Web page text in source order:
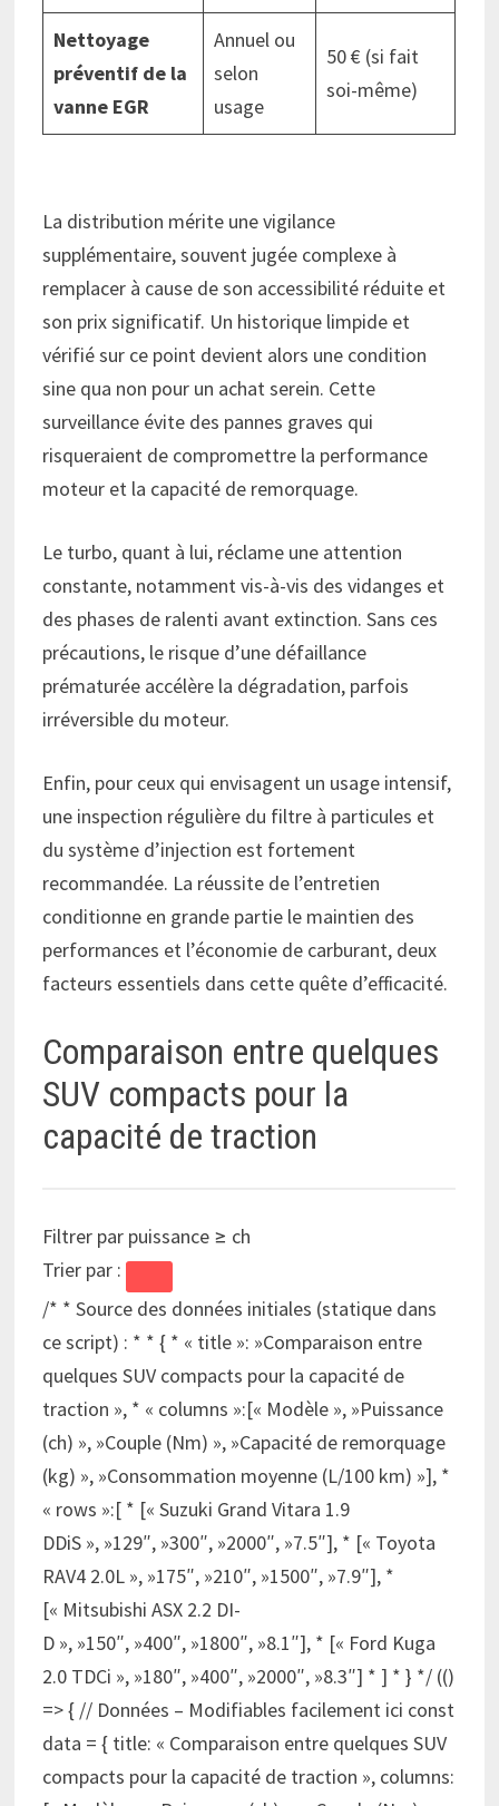
Nettoyage
préventif de la
vanne EGR
Annuel ou
selon
usage
50 € (si fait
soi-même)
La distribution mérite une vigilance
supplémentaire, souvent jugée complexe à
remplacer à cause de son accessibilité réduite et
son prix significatif. Un historique limpide et
vérifié sur ce point devient alors une condition
sine qua non pour un achat serein. Cette
surveillance évite des pannes graves qui
risqueraient de compromettre la performance
moteur et la capacité de remorquage.
Le turbo, quant à lui, réclame une attention
constante, notamment vis-à-vis des vidanges et
des phases de ralenti avant extinction. Sans ces
précautions, le risque d’une défaillance
prématurée accélère la dégradation, parfois
irréversible du moteur.
Enfin, pour ceux qui envisagent un usage intensif,
une inspection régulière du filtre à particules et
du système d’injection est fortement
recommandée. La réussite de l’entretien
conditionne en grande partie le maintien des
performances et l’économie de carburant, deux
facteurs essentiels dans cette quête d’efficacité.
Comparaison entre quelques
SUV compacts pour la
capacité de traction
Filtrer par puissance ≥ ch
Trier par :
/* * Source des données initiales (statique dans
ce script) : * * { * « title »: »Comparaison entre
quelques SUV compacts pour la capacité de
traction », * « columns »:[« Modèle », »Puissance
(ch) », »Couple (Nm) », »Capacité de remorquage
(kg) », »Consommation moyenne (L/100 km) »], *
« rows »:[ * [« Suzuki Grand Vitara 1.9
DDiS », »129″, »300″, »2000″, »7.5″], * [« Toyota
RAV4 2.0L », »175″, »210″, »1500″, »7.9″], *
[« Mitsubishi ASX 2.2 DI-
D », »150″, »400″, »1800″, »8.1″], * [« Ford Kuga
2.0 TDCi », »180″, »400″, »2000″, »8.3″] * ] * } */ (()
=> { // Données – Modifiables facilement ici const
data = { title: « Comparaison entre quelques SUV
compacts pour la capacité de traction », columns: